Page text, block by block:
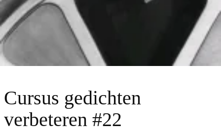
Cursus gedichten
verbeteren #22